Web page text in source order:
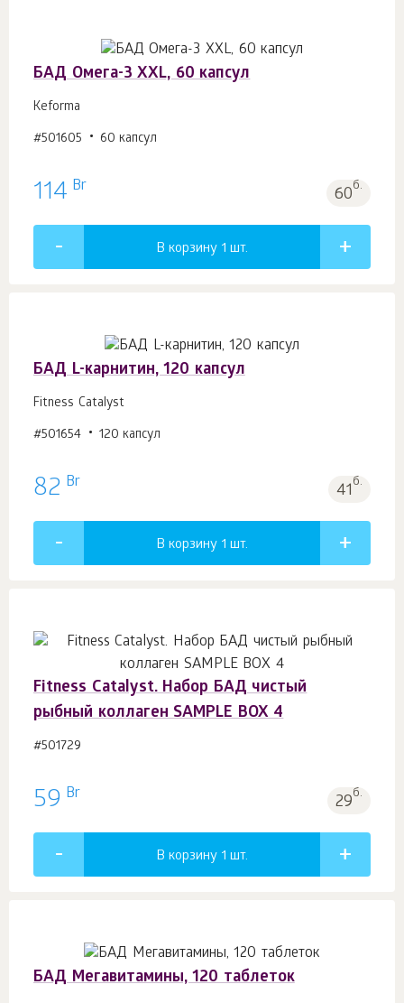
БАД Омега-3 XXL, 60 капсул
Keforma
#501605 60 капсул
114 Br 60б.
В корзину 1 шт.
БАД L-карнитин, 120 капсул
Fitness Catalyst
#501654 120 капсул
82 Br 41б.
В корзину 1 шт.
Fitness Catalyst. Набор БАД чистый
рыбный коллаген SAMPLE BOX 4
#501729
59 Br 29б.
В корзину 1 шт.
БАД Мегавитамины, 120 таблеток